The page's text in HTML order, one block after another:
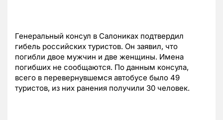
Генеральный консул в Салониках подтвердил
гибель российских туристов. Он заявил, что
погибли двое мужчин и две женщины. Имена
погибших не сообщаются. По данным консула,
всего в перевернувшемся автобусе было 49
туристов, из них ранения получили 30 человек.